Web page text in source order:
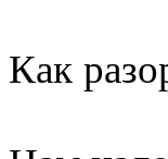
Как